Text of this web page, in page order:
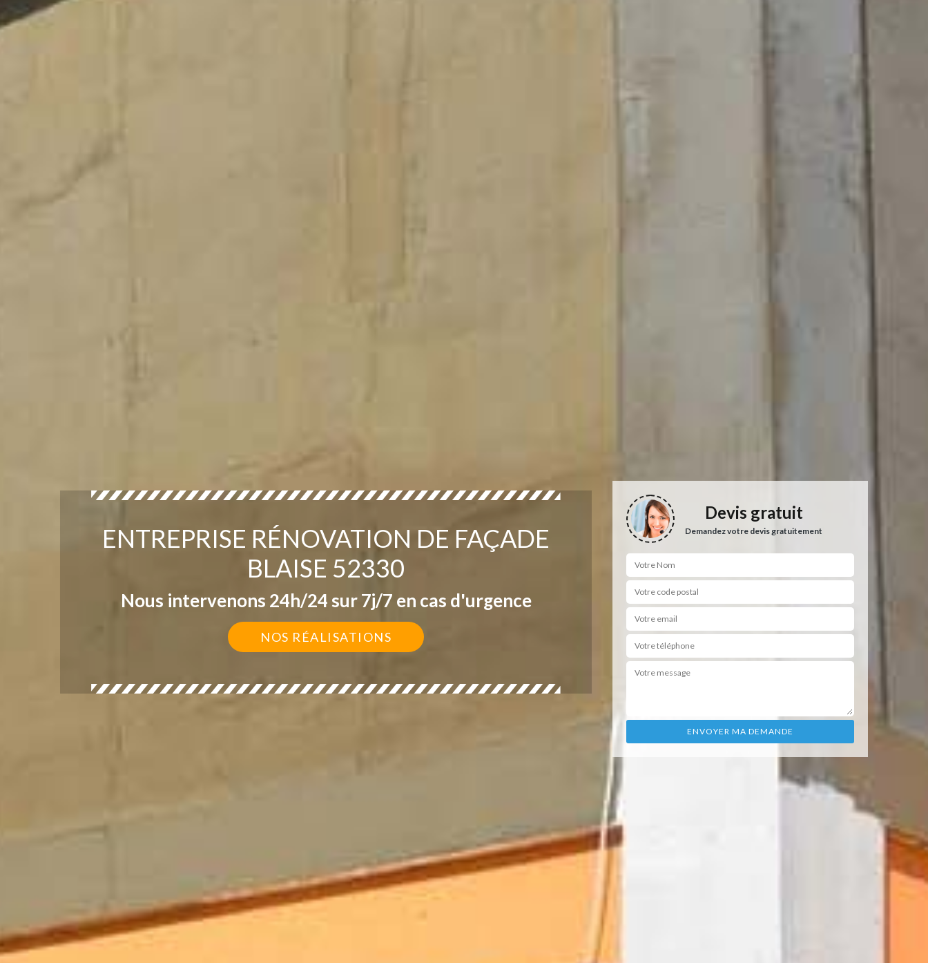
ENTREPRISE RÉNOVATION DE FAÇADE
BLAISE 52330
Nous intervenons 24h/24 sur 7j/7 en cas d'urgence
NOS RÉALISATIONS
Devis gratuit
Demandez votre devis gratuitement